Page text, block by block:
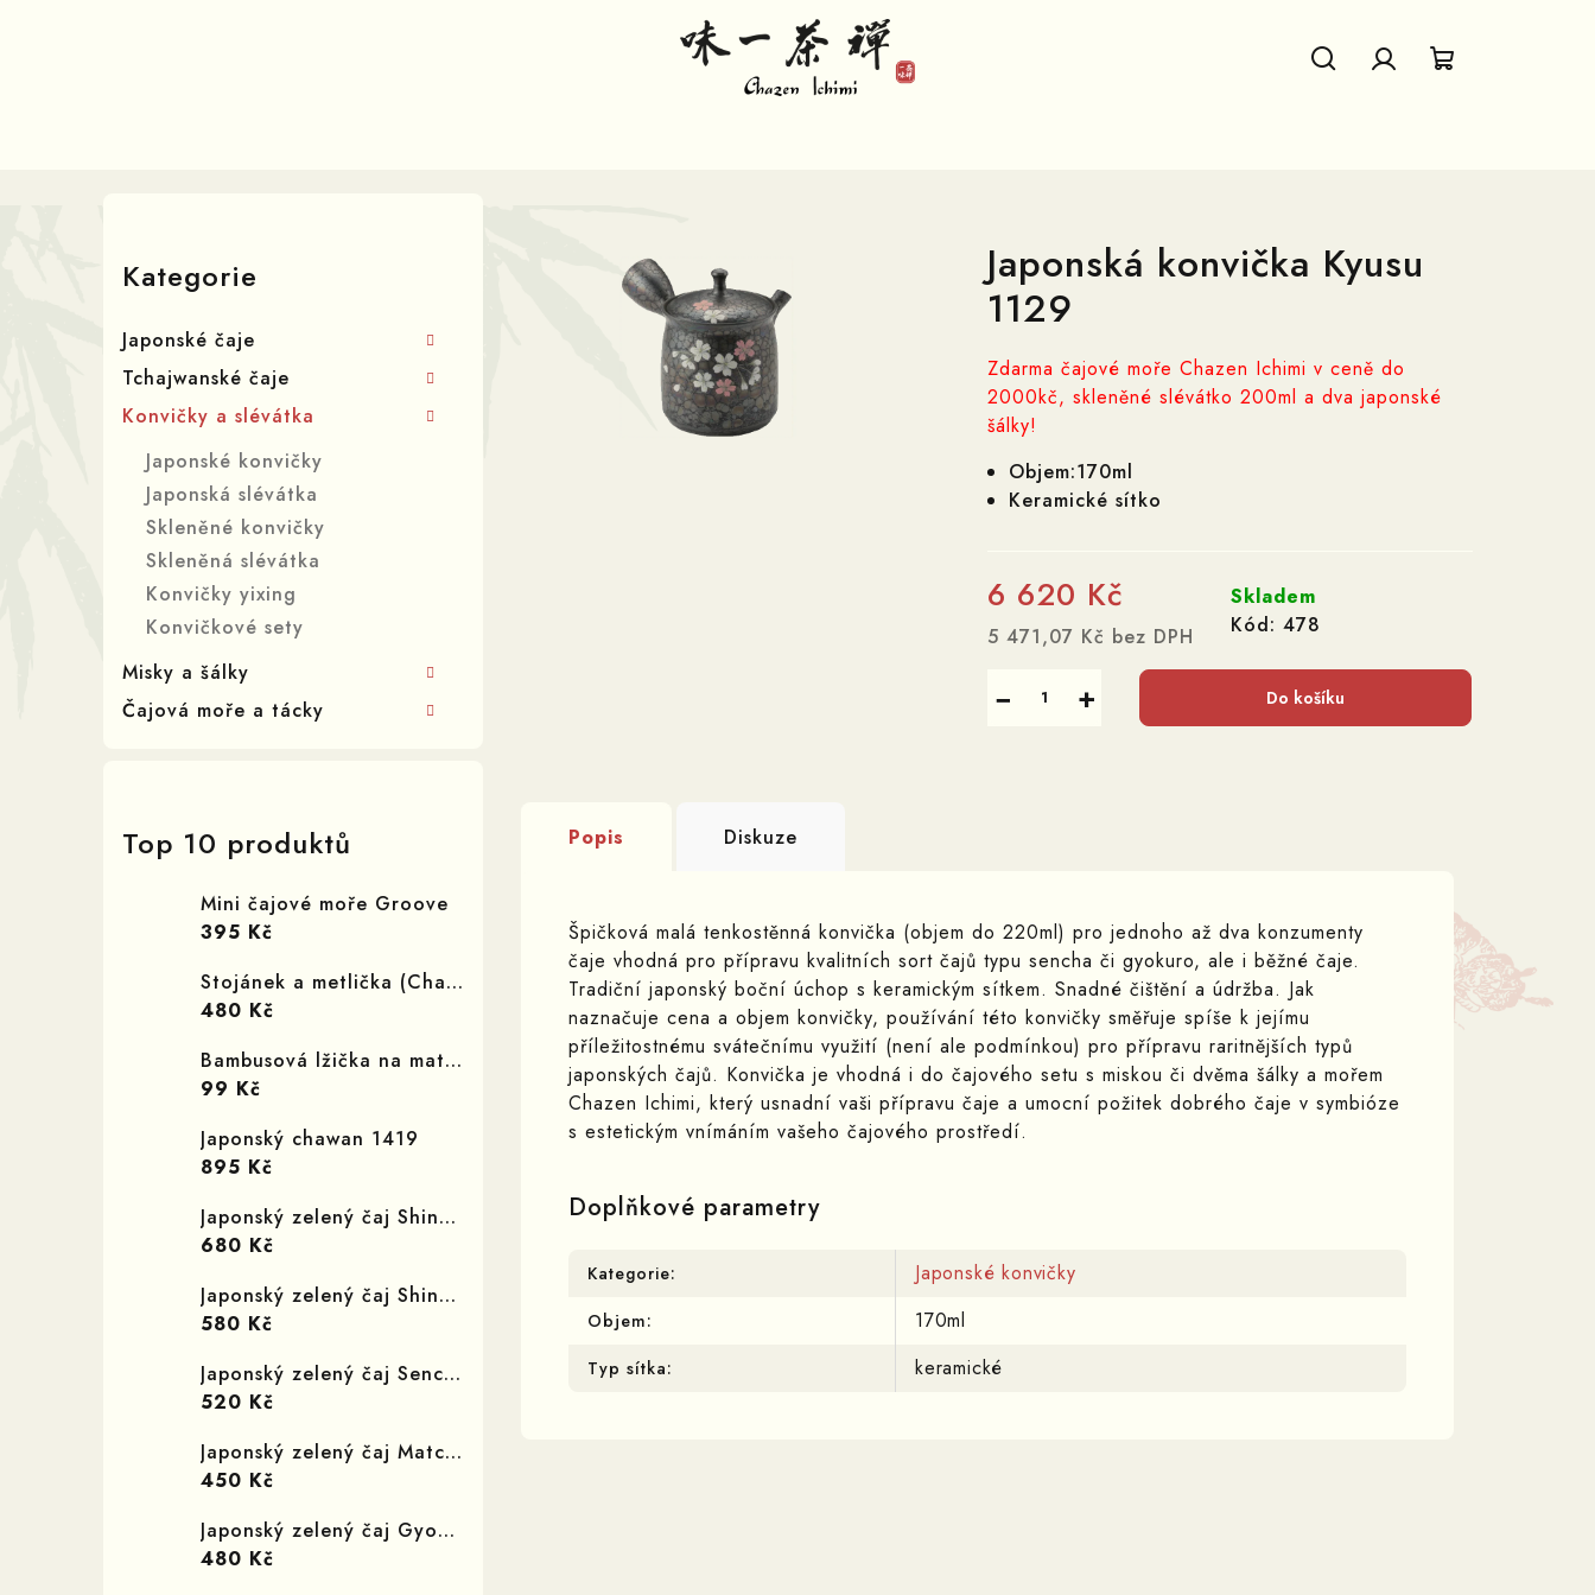
n
Kategorie
Japonské čaje
Tchajwanské čaje
Konvičky a slévátka
Japonské konvičky
Japonská slévátka
Skleněné konvičky
Skleněná slévátka
Konvičky yixing
Konvičkové sety
Misky a šálky
Čajová moře a tácky
Top 10 produktů
Mini čajové moře Groove
395 Kč
Stojánek a metlička (Chasen a Kuseonashi set)
480 Kč
Bambusová lžička na matcha Chashaku
99 Kč
Japonský chawan 1419
895 Kč
Japonský zelený čaj Shincha Satsuki
680 Kč
Japonský zelený čaj Shincha Yamabuki
580 Kč
Japonský zelený čaj Sencha Kokonoe
520 Kč
Japonský zelený čaj Matcha Yame
450 Kč
Japonský zelený čaj Gyokuro Kamigokoro
480 Kč
Japonská konvička Kyusu
1129
Zdarma čajové moře Chazen Ichimi v ceně do
2000kč, skleněné slévátko 200ml a dva japonské
šálky!
Objem:170ml
Keramické sítko
6 620 Kč
5 471,07 Kč bez DPH
cena:
Skladem
Kód: 478
+
− Do košíku
Popis Diskuze
Špičková malá tenkostěnná konvička (objem do 220ml) pro jednoho až dva konzumenty
čaje vhodná pro přípravu kvalitních sort čajů typu sencha či gyokuro, ale i běžné čaje.
Tradiční japonský boční úchop s keramickým sítkem. Snadné čištění a údržba. Jak
naznačuje cena a objem konvičky, používání této konvičky směřuje spíše k jejímu
příležitostnému svátečnímu využití (není ale podmínkou) pro přípravu raritnějších typů
japonských čajů. Konvička je vhodná i do čajového setu s miskou či dvěma šálky a mořem
Chazen Ichimi, který usnadní vaši přípravu čaje a umocní požitek dobrého čaje v symbióze
s estetickým vnímáním vašeho čajového prostředí.
Doplňkové parametry
Kategorie: Japonské konvičky
Objem: 170ml
Typ sítka: keramické